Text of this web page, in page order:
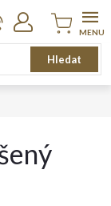
Hledat
Nákupní
košík